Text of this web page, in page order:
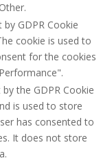
GDPR Cookie
cookie is used to
for the cookies
the GDPR Cookie
is used to store
has consented to
It does not store